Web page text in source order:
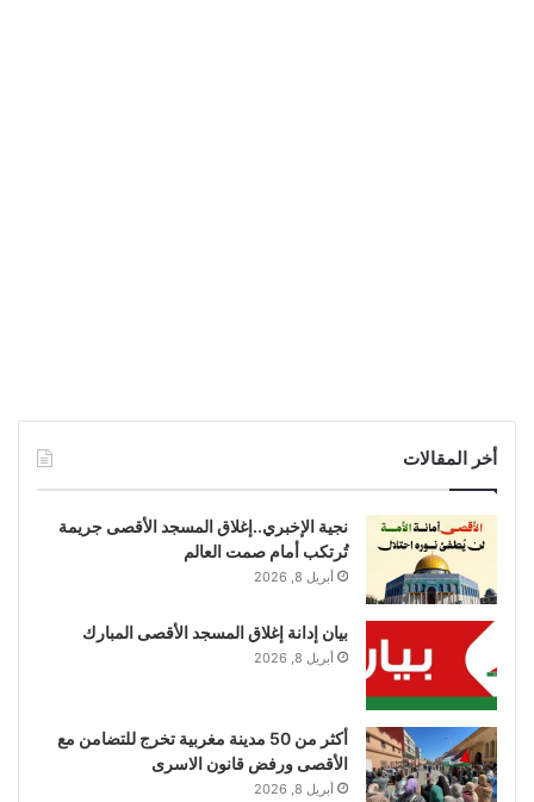
أخر المقالات
نجية الإخبري..إغلاق المسجد الأقصى جريمة
تُرتكب أمام صمت العالم
أبريل 8, 2026
بيان إدانة إغلاق المسجد الأقصى المبارك
أبريل 8, 2026
أكثر من 50 مدينة مغربية تخرج للتضامن مع
الأقصى ورفض قانون الاسرى
أبريل 8, 2026